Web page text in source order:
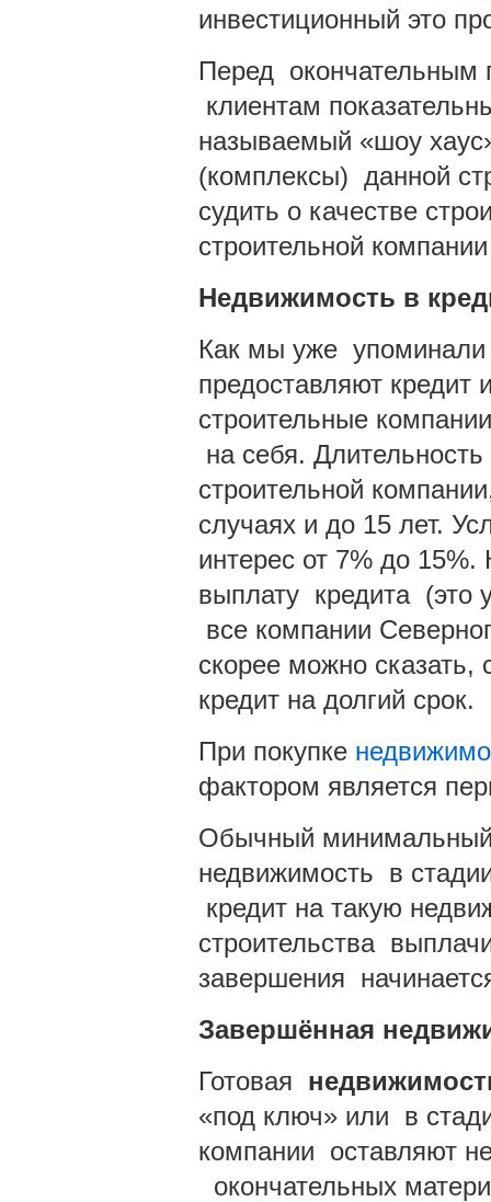
инвестиционный это
Перед
клиентам
называемый «шоу
(комплексы) данной
судить о качестве
строительной
Недвижимость в
Как мы уже упоминали
предоставляют
строительные
на себя.
строительной
случаях и до 15 лет.
интерес от 7% до
выплату кредита (это
все компании
скорее можно сказать,
кредит на долгий срок.
При покупке
фактором является
Обычный
недвижимость в
кредит на такую
строительства
завершения
Завершённая
Готовая
«под ключ» или в
компании оставляют
окончательных